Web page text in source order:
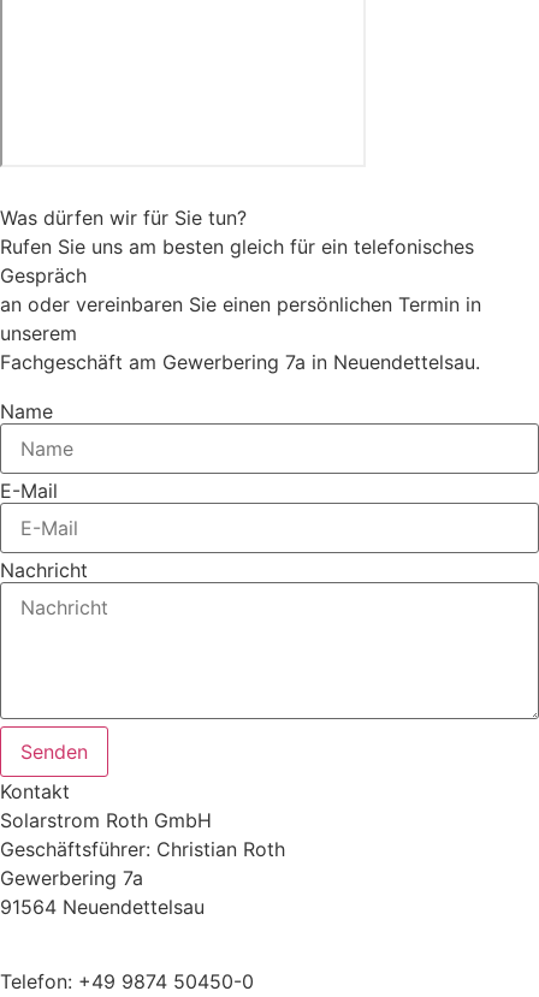
Was dürfen wir für Sie tun?
Rufen Sie uns am besten gleich für ein telefonisches
Gespräch
an oder vereinbaren Sie einen persönlichen Termin in
unserem
Fachgeschäft am Gewerbering 7a in Neuendettelsau.
Name
E-Mail
Nachricht
Senden
Kontakt
Solarstrom Roth GmbH
Geschäftsführer: Christian Roth
Gewerbering 7a
91564 Neuendettelsau
Telefon: +49 9874 50450-0